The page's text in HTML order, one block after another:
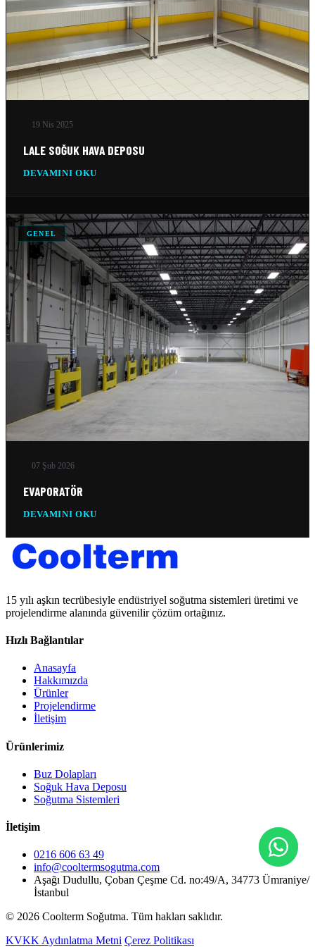
19 Nis 2025
LALE SOĞUK HAVA DEPOSU
DEVAMINI OKU
GENEL
07 Şub 2026
EVAPORATÖR
DEVAMINI OKU
15 yılı aşkın tecrübesiyle endüstriyel soğutma sistemleri üretimi ve
projelendirme alanında güvenilir çözüm ortağınız.
Hızlı Bağlantılar
Anasayfa
Hakkımızda
Ürünler
Projelendirme
İletişim
Ürünlerimiz
Buz Dolapları
Soğuk Hava Deposu
Soğutma Sistemleri
İletişim
0216 606 63 49
info@cooltermsogutma.com
Aşağı Dudullu, Çoban Çeşme Cd. no:49/A, 34773 Ümraniye/
İstanbul
© 2026 Coolterm Soğutma. Tüm hakları saklıdır.
KVKK Aydınlatma Metni Çerez Politikası